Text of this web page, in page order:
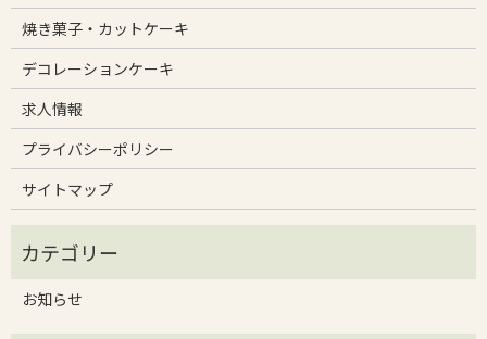
焼き菓子・カットケーキ
デコレーションケーキ
求人情報
プライバシーポリシー
サイトマップ
お知らせ